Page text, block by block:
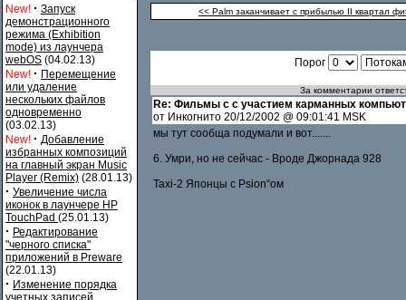
New! · Запуск
демонстрационного
режима (Exhibition
mode) из лаунчера
webOS (04.02.13)
New! · Перемещение
или удаление
нескольких файлов
одновременно
(03.02.13)
New! · Добавление
избранных композиций
на главный экран Music
Player (Remix) (28.01.13)
· Увеличение числа
иконок в лаунчере HP
TouchPad (25.01.13)
· Редактирование
"черного списка"
приложений в Preware
(22.01.13)
· Изменение порядка
учетных записей
<< Palm заканчивает с прибылью II квартал
Порог
За комментарии
Re: Фильмы с с участием карманных
от Инкогнито 20/12/2002 @ 09:01:41 MSK
мы тут сообща подумали и вот.......
6. Умри, но не сейчас - Вроде Джорнада 928
Taxi-2 Японцы с Psion“ом